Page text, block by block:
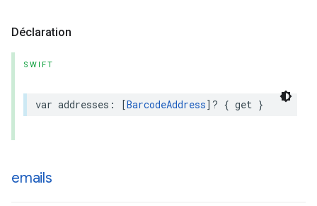
Déclaration
SWIFT
var addresses : [BarcodeAddress]? { get }
emails